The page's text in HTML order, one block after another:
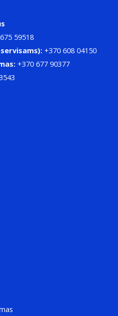
59518
+370 608 04150
+370 677 90377